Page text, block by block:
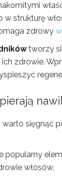
w strukturę
zdrowy
tworzy
zdrowie.
sięgnąć
popularny
włosów,